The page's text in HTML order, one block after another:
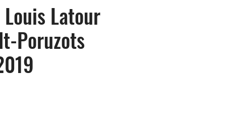
Latour
Poruzots